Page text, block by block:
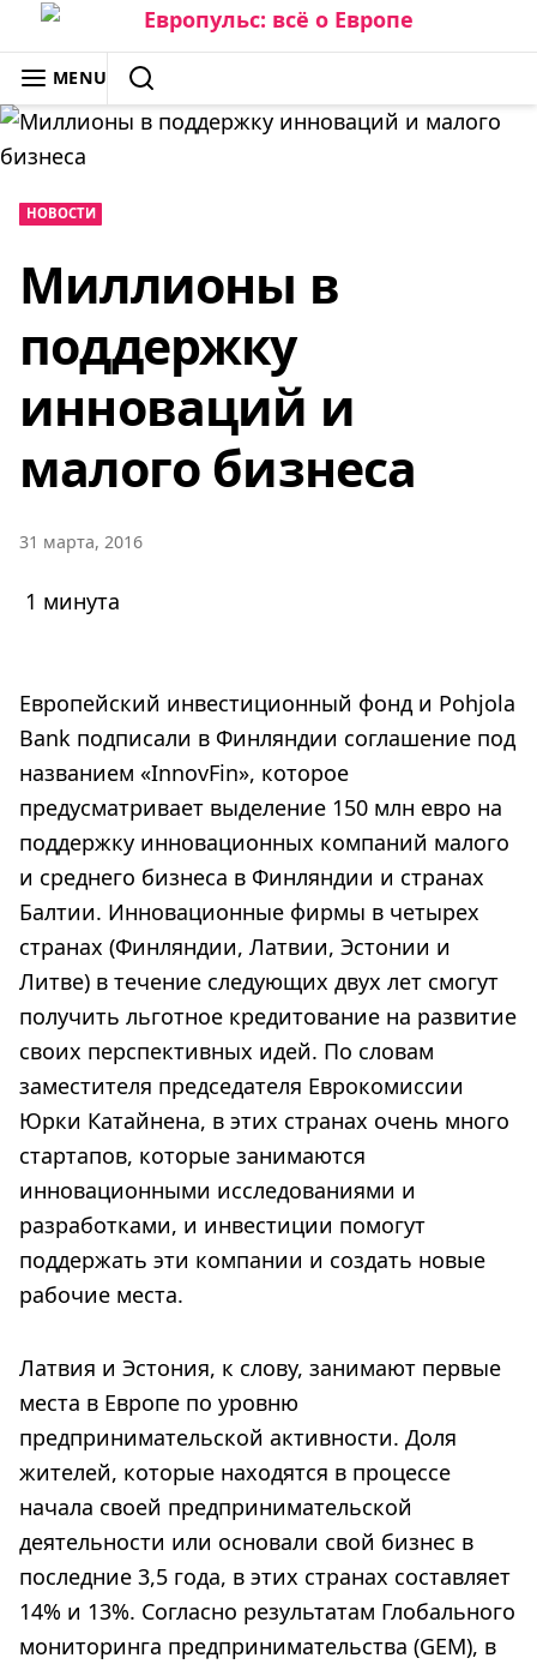
Skip
to
content
ЕВРОПУЛЬС: ВСЁ О ЕВРОПЕ
MENU
SEARCH
НОВОСТИ
Миллионы в
поддержку
инноваций и
малого бизнеса
31 марта, 2016
1 минута
Европейский инвестиционный фонд и Pohjola
Bank подписали в Финляндии соглашение под
названием «InnovFin», которое
предусматривает выделение 150 млн евро на
поддержку инновационных компаний малого
и среднего бизнеса в Финляндии и странах
Балтии. Инновационные фирмы в четырех
странах (Финляндии, Латвии, Эстонии и
Литве) в течение следующих двух лет смогут
получить льготное кредитование на развитие
своих перспективных идей. По словам
заместителя председателя Еврокомиссии
Юрки Катайнена, в этих странах очень много
стартапов, которые занимаются
инновационными исследованиями и
разработками, и инвестиции помогут
поддержать эти компании и создать новые
рабочие места.
Латвия и Эстония, к слову, занимают первые
места в Европе по уровню
предпринимательской активности. Доля
жителей, которые находятся в процессе
начала своей предпринимательской
деятельности или основали свой бизнес в
последние 3,5 года, в этих странах составляет
14% и 13%. Согласно результатам Глобального
мониторинга предпринимательства (GEM), в